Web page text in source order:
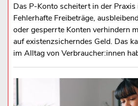
Das P-Konto scheitert in der
Fehlerhafte Freibeträge,
oder gesperrte Konten verhindern
auf existenzsicherndes Geld. Das
im Alltag von Verbraucher:innen